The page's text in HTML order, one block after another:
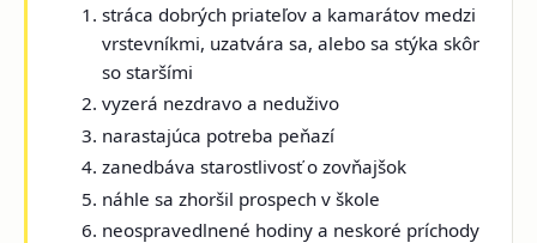
stráca dobrých priateľov a kamarátov medzi
vrstevníkmi, uzatvára sa, alebo sa stýka skôr
so staršími
vyzerá nezdravo a neduživo
narastajúca potreba peňazí
zanedbáva starostlivosť o zovňajšok
náhle sa zhoršil prospech v škole
neospravedlnené hodiny a neskoré príchody